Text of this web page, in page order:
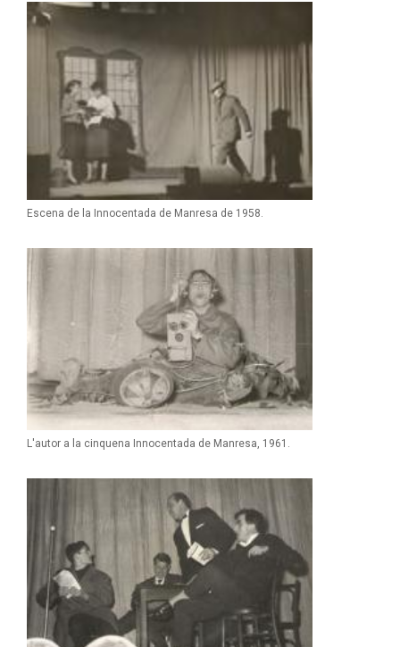
Escena de la Innocentada de Manresa de 1958.
L'autor a la cinquena Innocentada de Manresa, 1961.